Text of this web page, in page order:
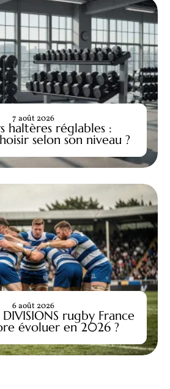
haltères réglables :
selon son niveau ?
7 août 2026
rugby France
évoluer en 2026 ?
6 août 2026